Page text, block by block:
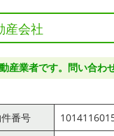
産会社
産業者です。問い合わ
番号